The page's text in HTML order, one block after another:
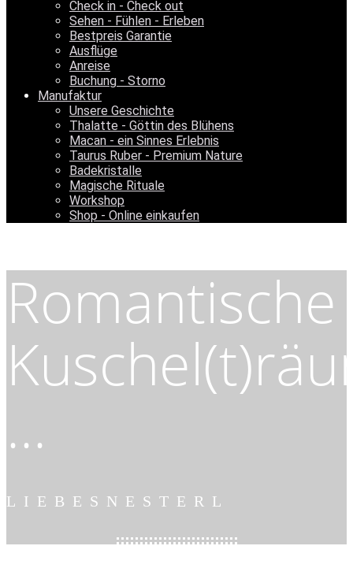
Check in - Check out
Sehen - Fühlen - Erleben
Bestpreis Garantie
Ausflüge
Anreise
Buchung - Storno
Manufaktur
Unsere Geschichte
Thalatte - Göttin des Blühens
Macan - ein Sinnes Erlebnis
Taurus Ruber - Premium Nature
Badekristalle
Magische Rituale
Workshop
Shop - Online einkaufen
Romantische
...
LIEBESNESTERL